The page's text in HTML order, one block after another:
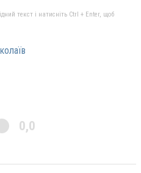
текст і натисніть Ctrl + Enter, щоб
0,0